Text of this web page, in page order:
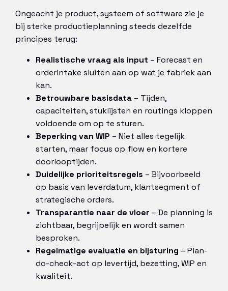
Ongeacht je product, systeem of software zie je
bij sterke productieplanning steeds dezelfde
principes terug:
Realistische vraag als input – Forecast en
orderintake sluiten aan op wat je fabriek aan
kan.
Betrouwbare basisdata – Tijden,
capaciteiten, stuklijsten en routings kloppen
voldoende om op te sturen.
Beperking van WIP – Niet alles tegelijk
starten, maar focus op flow en kortere
doorlooptijden.
Duidelijke prioriteitsregels – Bijvoorbeeld
op basis van leverdatum, klantsegment of
strategische orders.
Transparantie naar de vloer – De planning is
zichtbaar, begrijpelijk en wordt samen
besproken.
Regelmatige evaluatie en bijsturing – Plan-
do-check-act op levertijd, bezetting, WIP en
kwaliteit.